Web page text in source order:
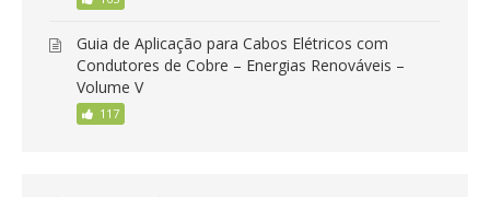
Guia de Aplicação para Cabos Elétricos com
Condutores de Cobre – Energias Renováveis –
Volume V
117